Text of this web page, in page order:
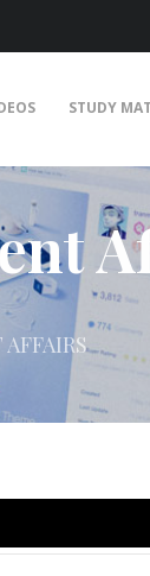
STUDY
AFFAIRS